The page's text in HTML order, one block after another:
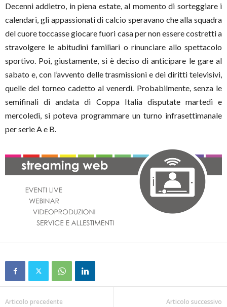
Decenni addietro, in piena estate, al momento di sorteggiare i
calendari, gli appassionati di calcio speravano che alla squadra
del cuore toccasse giocare fuori casa per non essere costretti a
stravolgere le abitudini familiari o rinunciare allo spettacolo
sportivo. Poi, giustamente, si è deciso di anticipare le gare al
sabato e, con l’avvento delle trasmissioni e dei diritti televisivi,
quelle del torneo cadetto al venerdì. Probabilmente, senza le
semifinali di andata di Coppa Italia disputate martedì e
mercoledì, si poteva programmare un turno infrasettimanale
per serie A e B.
Articolo precedente Articolo successivo